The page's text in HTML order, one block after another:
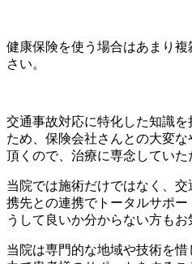
健康保険を使う場合はあまり
さい。
交通事故対応に特化した知識
ため、保険会社さんとの大変
頂くので、治療に専念していた
当院では施術だけではなく、
携先との連携でトータルサポ
うして良いか分からない方もお
当院は専門的な地域や技術を